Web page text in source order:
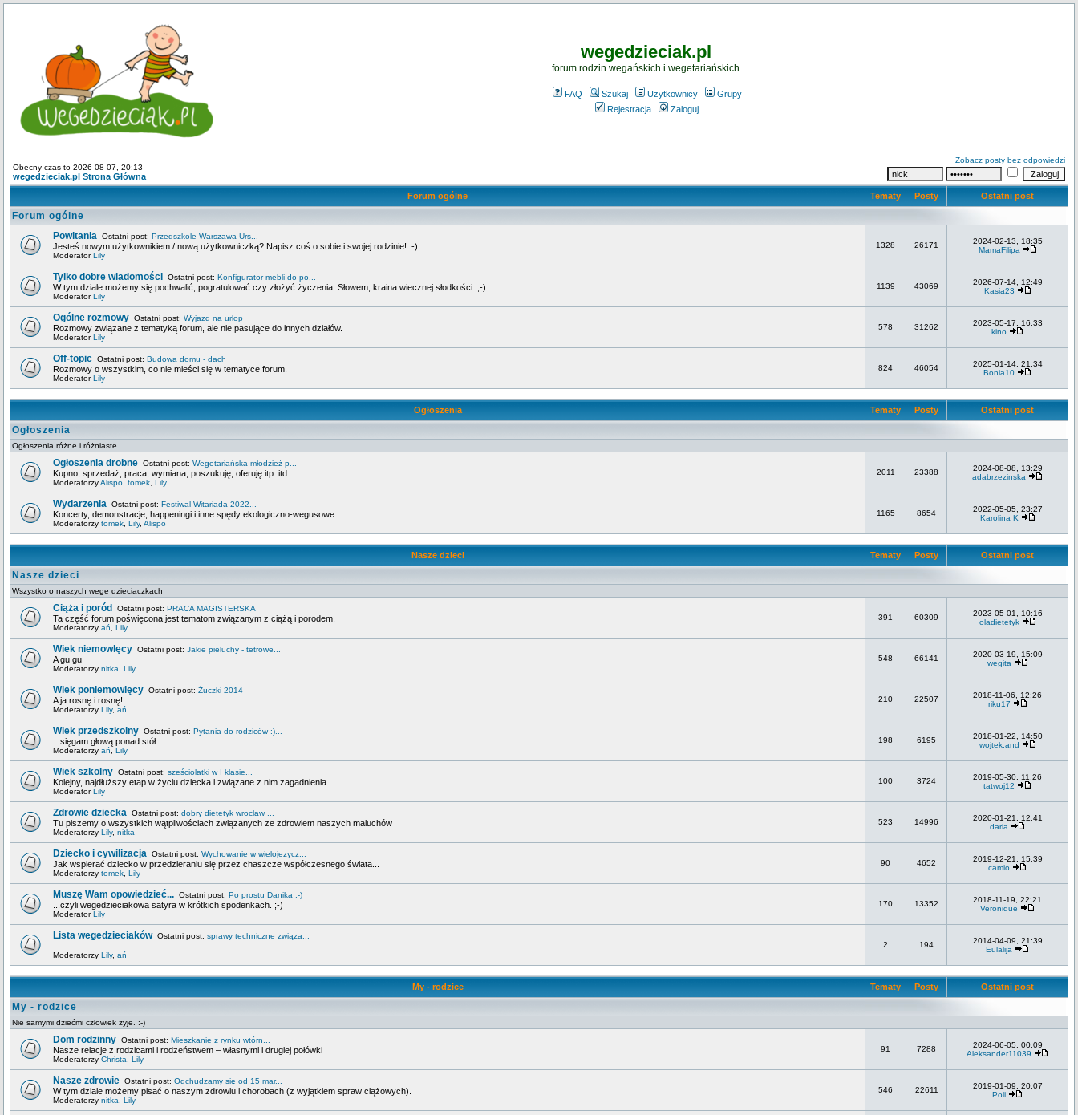
wegedzieciak.pl
forum rodzin wegańskich i wegetariańskich
FAQ Szukaj Użytkownicy
Grupy
Rejestracja
Zaloguj
Obecny czas to 2026-08-07, 20:13
wegedzieciak.pl Strona Główna
Zobacz posty bez odpowiedzi
Forum ogólne Tematy Posty Ostatni post
Forum ogólne
Powitania Ostatni post: Przedszkole Warszawa Urs...
Jesteś nowym użytkownikiem / nową użytkowniczką? Napisz coś o sobie i swojej rodzinie! :-)
ModeratorLily
1328 26171
2024-02-13, 18:35
MamaFilipa
Tylko dobre wiadomości Ostatni post: Konfigurator mebli do po...
W tym dziale możemy się pochwalić, pogratulować czy złożyć życzenia. Słowem, kraina wiecznej słodkości. ;-)
ModeratorLily
1139 43069
2026-07-14, 12:49
Kasia23
Ogólne rozmowy Ostatni post: Wyjazd na urlop
Rozmowy związane z tematyką forum, ale nie pasujące do innych działów.
ModeratorLily
578 31262
2023-05-17, 16:33
kino
Off-topic Ostatni post: Budowa domu - dach
Rozmowy o wszystkim, co nie mieści się w tematyce forum.
ModeratorLily
824 46054
2025-01-14, 21:34
Bonia10
Ogłoszenia Tematy Posty Ostatni post
Ogłoszenia
Ogłoszenia różne i różniaste
Ogłoszenia drobne Ostatni post: Wegetariańska młodzież p...
Kupno, sprzedaż, praca, wymiana, poszukuję, oferuję itp. itd.
ModeratorzyAlispo tomek Lily
2011 23388
2024-08-08, 13:29
adabrzezinska
Wydarzenia Ostatni post: Festiwal Witariada 2022...
Koncerty, demonstracje, happeningi i inne spędy ekologiczno-wegusowe
Moderatorzy tomek Lily, Alispo
1165 8654
2022-05-05, 23:27
Karolina K
Nasze dzieci Tematy Posty Ostatni post
Nasze dzieci
Wszystko o naszych wege dzieciaczkach
Ciąża i poród Ostatni post: PRACA MAGISTERSKA
Ta część forum poświęcona jest tematom związanym z ciążą i porodem.
Moderatorzy ań Lily
391 60309
2023-05-01, 10:16
oladietetyk
Wiek niemowlęcy Ostatni post: Jakie pieluchy - tetrowe...
A gu gu
Moderatorzy nitka Lily
548 66141
2020-03-19, 15:09
wegita
Wiek poniemowlęcy Ostatni post: Żuczki 2014
A ja rosnę i rosnę!
Moderatorzy Lily, ań
210 22507
2018-11-06, 12:26
riku17
Wiek przedszkolny Ostatni post: Pytania do rodziców :)...
...sięgam głową ponad stół
Moderatorzy ań Lily
198 6195
2018-01-22, 14:50
wojtek.and
Wiek szkolny Ostatni post: sześciolatki w I klasie...
Kolejny, najdłuższy etap w życiu dziecka i związane z nim zagadnienia
ModeratorLily
100 3724
2019-05-30, 11:26
tatwoj12
Zdrowie dziecka Ostatni post: dobry dietetyk wroclaw ...
Tu piszemy o wszystkich wątpliwościach związanych ze zdrowiem naszych maluchów
Moderatorzy Lily, nitka
523 14996
2020-01-21, 12:41
daria
Dziecko i cywilizacja Ostatni post: Wychowanie w wielojezycz...
Jak wspierać dziecko w przedzieraniu się przez chaszcze współczesnego świata...
Moderatorzy tomek Lily
90 4652
2019-12-21, 15:39
camio
Muszę Wam opowiedzieć... Ostatni post: Po prostu Danika :-)
...czyli wegedzieciakowa satyra w krótkich spodenkach. ;-)
ModeratorLily
170 13352
2018-11-19, 22:21
Veronique
Lista wegedzieciakówOstatni post: sprawy techniczne związa...
Moderatorzy Lily, ań
2 194
2014-04-09, 21:39
Eulalija
My - rodzice Tematy Posty Ostatni post
My - rodzice
Nie samymi dziećmi człowiek żyje. :-)
Dom rodzinny Ostatni post: Mieszkanie z rynku wtórn...
Nasze relacje z rodzicami i rodzeństwem – własnymi i drugiej połówki
Moderatorzy Christa Lily
91 7288
2024-06-05, 00:09
Aleksander11039
Nasze zdrowie Ostatni post: Odchudzamy się od 15 mar...
W tym dziale możemy pisać o naszym zdrowiu i chorobach (z wyjątkiem spraw ciążowych).
Moderatorzy nitka Lily
546 22611
2019-01-09, 20:07
Poli